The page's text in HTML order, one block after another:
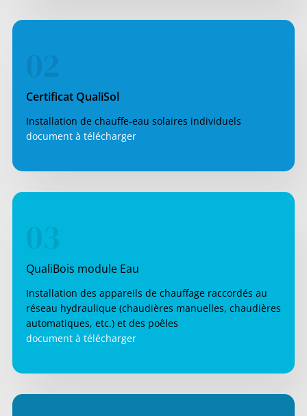
Certificat QualiSol
Installation de chauffe-eau solaires individuels
document à télécharger
QualiBois module Eau
Installation des appareils de chauffage raccordés au
réseau hydraulique (chaudières manuelles, chaudières
automatiques, etc.) et des poêles
document à télécharger